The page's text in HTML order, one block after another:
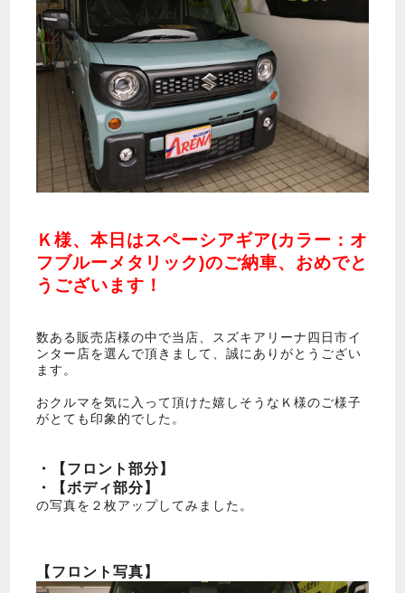
Ｋ様、本日はスペーシアギア(カラー：オ
フブルーメタリック)のご納車、おめでと
うございます！
数ある販売店様の中で当店、スズキアリーナ四日市イ
ンター店を選んで頂きまして、誠にありがとうござい
ます。
おクルマを気に入って頂けた嬉しそうなＫ様のご様子
がとても印象的でした。
・【フロント部分】
・【ボディ部分】
の写真を２枚アップしてみました。
【フロント写真】